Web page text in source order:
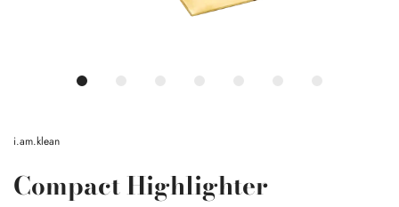
i.am.klean
Compact Highlighter